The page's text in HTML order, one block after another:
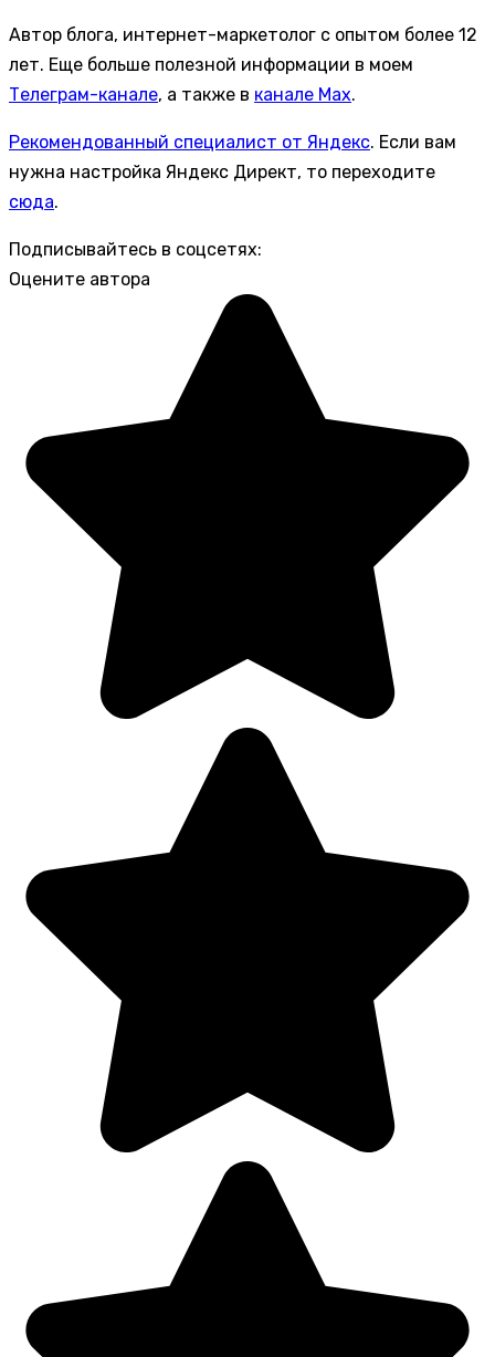
Автор блога, интернет-маркетолог с опытом более 12
лет. Еще больше полезной информации в моем
Телеграм-канале, а также в канале Max.
Рекомендованный специалист от Яндекс. Если вам
нужна настройка Яндекс Директ, то переходите
сюда.
Подписывайтесь в соцсетях:
Оцените автора